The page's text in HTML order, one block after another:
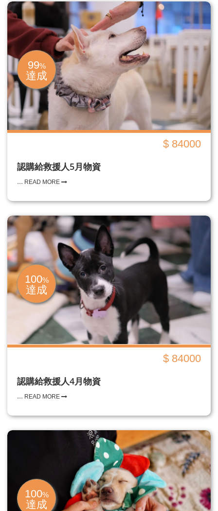
99%
達成
$ 84000
認購給救援人5月物資
... READ MORE
100%
達成
$ 84000
認購給救援人4月物資
... READ MORE
100%
達成